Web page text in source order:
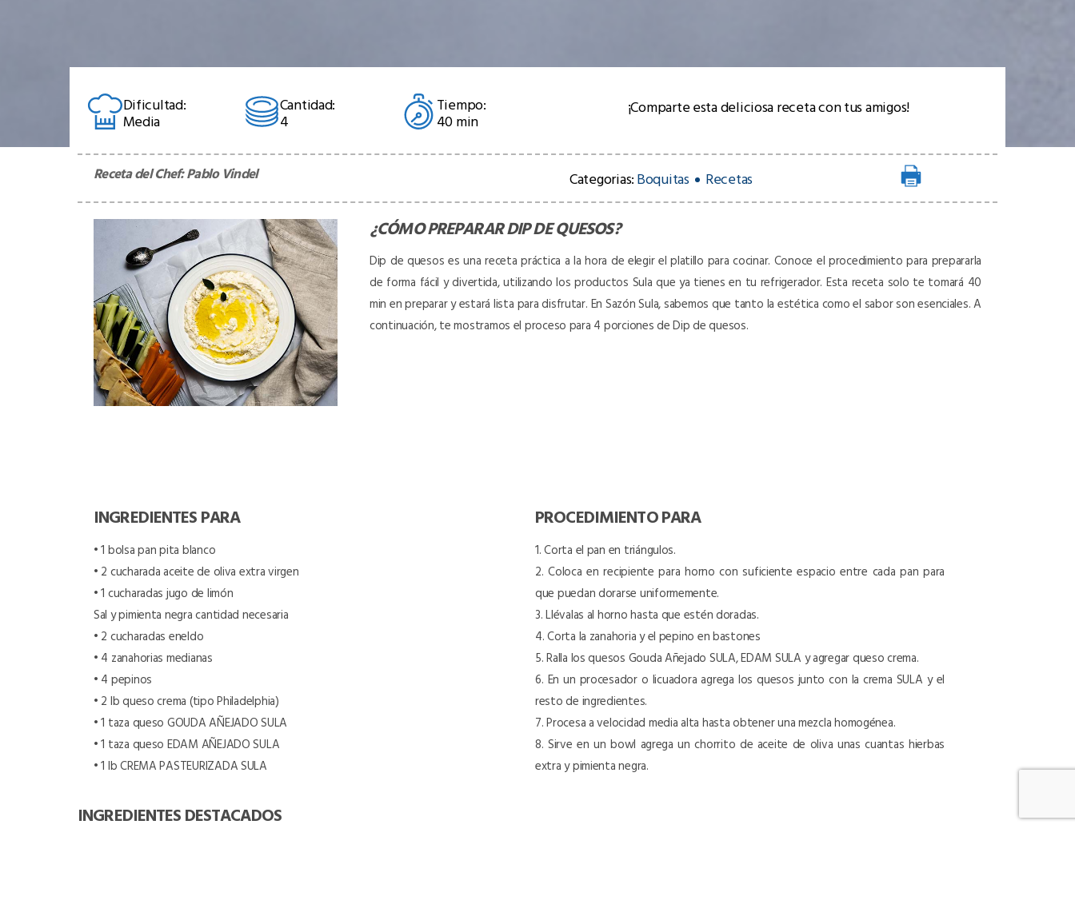
Dificultad:
Media
Cantidad:
4
Tiempo:
40 min
¡Comparte esta deliciosa receta con tus amigos!
Receta del Chef:Pablo Vindel Categorias:Boquitas Recetas
¿CÓMO PREPARARDIP DE QUESOS?
Dip de quesos es una receta práctica a la hora de elegir el platillo para cocinar. Conoce el procedimiento para prepararla
de forma fácil y divertida, utilizando los productos Sula que ya tienes en tu refrigerador. Esta receta solo te tomará 40
min en preparar y estará lista para disfrutar. En Sazón Sula, sabemos que tanto la estética como el sabor son esenciales. A
continuación, te mostramos el proceso para 4 porciones de Dip de quesos.
INGREDIENTES PARA
• 1 bolsa pan pita blanco
• 2 cucharada aceite de oliva extra virgen
• 1 cucharadas jugo de limón
Sal y pimienta negra cantidad necesaria
• 2 cucharadas eneldo
• 4 zanahorias medianas
• 4 pepinos
• 2 lb queso crema (tipo Philadelphia)
• 1 taza queso GOUDA AÑEJADO SULA
• 1 taza queso EDAM AÑEJADO SULA
• 1 lb CREMA PASTEURIZADA SULA
PROCEDIMIENTO PARA
1. Corta el pan en triángulos.
2. Coloca en recipiente para horno con suficiente espacio entre cada pan para
que puedan dorarse uniformemente.
3. Llévalas al horno hasta que estén doradas.
4. Corta la zanahoria y el pepino en bastones
5. Ralla los quesos Gouda Añejado SULA, EDAM SULA y agregar queso crema.
6. En un procesador o licuadora agrega los quesos junto con la crema SULA y el
resto de ingredientes.
7. Procesa a velocidad media alta hasta obtener una mezcla homogénea.
8. Sirve en un bowl agrega un chorrito de aceite de oliva unas cuantas hierbas
extra y pimienta negra.
INGREDIENTES DESTACADOS